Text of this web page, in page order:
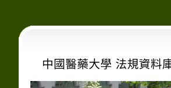
中國醫藥大學 法規資料